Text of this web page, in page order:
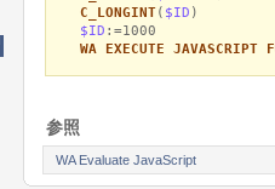
C_LONGINT( $ID )
$ID :=1000
WA EXECUTE JAVASCRIPT
参照
WA Evaluate JavaScript